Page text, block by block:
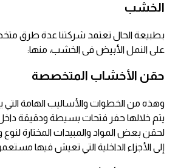
الخشب
بطبيعة الحال تعتمد شركتنا عدة طرق
على النمل الأبيض فى الخشب، منها:
حقن الأخشاب المتخصصة
وهذه من الخطوات والأساليب الهامة التي
يتم خلالها حفر فتحات بسيطة ودقيقة
لحقن بعض المواد والمبيدات المختارة
إلى الأجزاء الداخلية التي تعيش فيها